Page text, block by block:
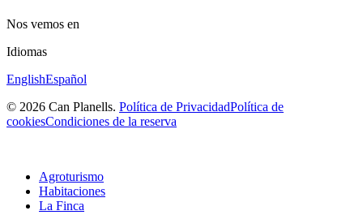
Nos vemos en
Idiomas
EnglishEspañol
© 2026 Can Planells. Política de PrivacidadPolítica de
cookiesCondiciones de la reserva
Agroturismo
Habitaciones
La Finca